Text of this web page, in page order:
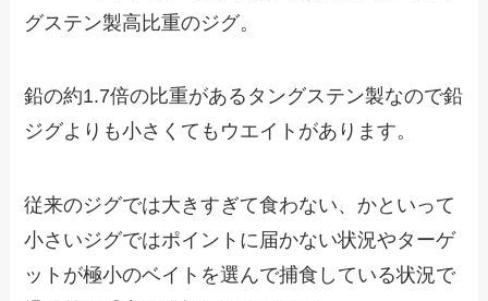
グステン製高比重のジグ。
鉛の約1.7倍の比重があるタングステン製なので鉛
ジグよりも小さくてもウエイトがあります。
従来のジグでは大きすぎて食わない、かといって
小さいジグではポイントに届かない状況やターゲ
ットが極小のベイトを選んで捕食している状況で